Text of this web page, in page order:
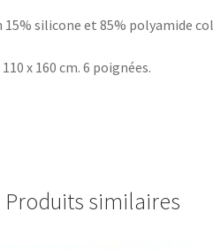
silicone et 85% polyamide
x 160 cm. 6 poignées.
Produits similaires